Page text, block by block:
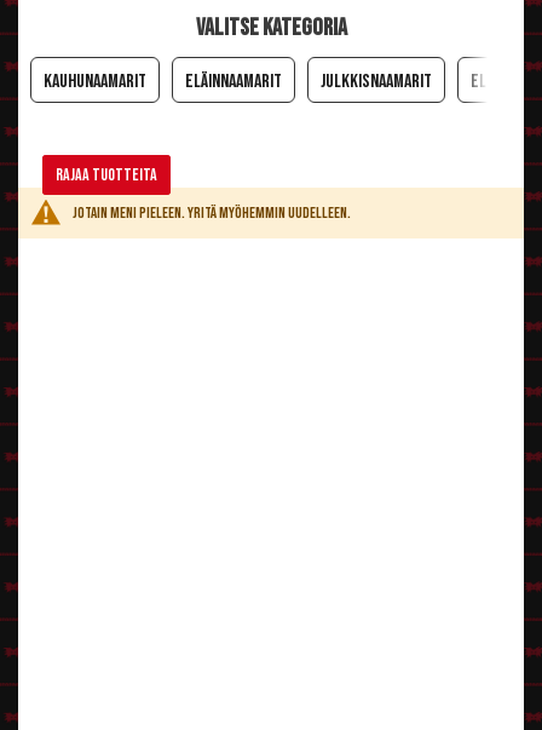
Ohjeita ja vinkkejä naamareiden käyttöön
Valitse kategoria
Kauhunaamarit Eläinnaamarit Julkkisnaamarit
Rajaa tuotteita
Jotain meni pieleen. Yritä myöhemmin uudelleen.